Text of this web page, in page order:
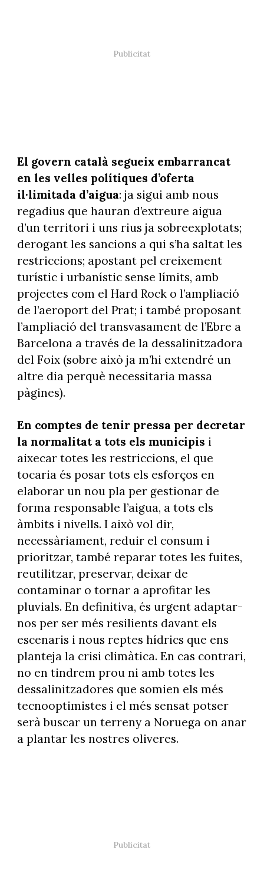
El govern català segueix embarrancat
en les velles polítiques d’oferta
il·limitada d’aigua: ja sigui amb nous
regadius que hauran d’extreure aigua
d’un territori i uns rius ja sobreexplotats;
derogant les sancions a qui s’ha saltat les
restriccions; apostant pel creixement
turístic i urbanístic sense límits, amb
projectes com el Hard Rock o l’ampliació
de l’aeroport del Prat; i també proposant
l’ampliació del transvasament de l’Ebre a
Barcelona a través de la dessalinitzadora
del Foix (sobre això ja m’hi extendré un
altre dia perquè necessitaria massa
pàgines).
En comptes de tenir pressa per decretar
la normalitat a tots els municipis i
aixecar totes les restriccions, el que
tocaria és posar tots els esforços en
elaborar un nou pla per gestionar de
forma responsable l’aigua, a tots els
àmbits i nivells. I això vol dir,
necessàriament, reduir el consum i
prioritzar, també reparar totes les fuites,
reutilitzar, preservar, deixar de
contaminar o tornar a aprofitar les
pluvials. En definitiva, és urgent adaptar-
nos per ser més resilients davant els
escenaris i nous reptes hídrics que ens
planteja la crisi climàtica. En cas contrari,
no en tindrem prou ni amb totes les
dessalinitzadores que somien els més
tecnooptimistes i el més sensat potser
serà buscar un terreny a Noruega on anar
a plantar les nostres oliveres.